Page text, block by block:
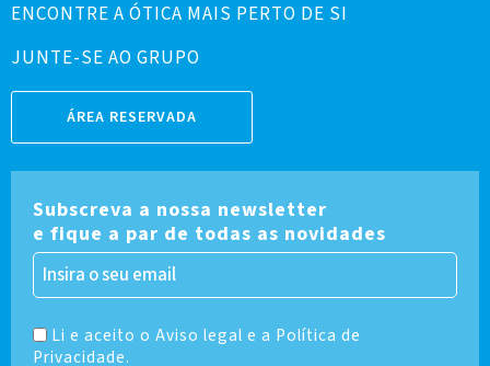
ENCONTRE A ÓTICA MAIS PERTO DE SI
JUNTE-SE AO GRUPO
ÁREA RESERVADA
Subscreva a nossa newsletter
e fique a par de todas as novidades
Li e aceito o Aviso legal e a Política de
Privacidade.